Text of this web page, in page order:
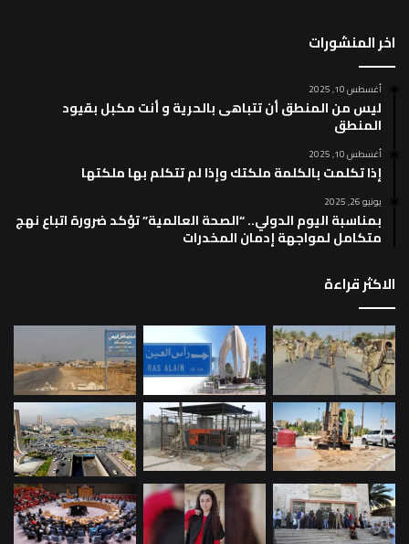
اخر المنشورات
أغسطس 10, 2025
ليس من المنطق أن تتباهى بالحرية و أنت مكبل بقيود
المنطق
أغسطس 10, 2025
إذا تكلمت بالكلمة ملكتك وإذا لم تتكلم بها ملكتها
يونيو 26, 2025
بمناسبة اليوم الدولي.. “الصحة العالمية” تؤكد ضرورة اتباع نهج
متكامل لمواجهة إدمان المخدرات
الاكثر قراءة